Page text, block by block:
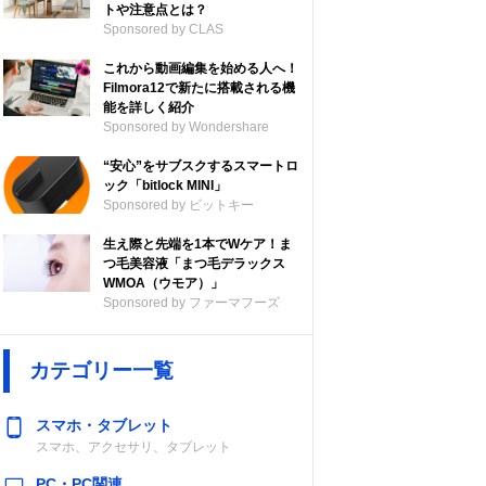
トや注意点とは？
Sponsored by CLAS
これから動画編集を始める人へ！
Filmora12で新たに搭載される機
能を詳しく紹介
Sponsored by Wondershare
“安心”をサブスクするスマートロ
ック「bitlock MINI」
Sponsored by ビットキー
生え際と先端を1本でWケア！ま
つ毛美容液「まつ毛デラックス
WMOA（ウモア）」
Sponsored by ファーマフーズ
カテゴリー一覧
スマホ・タブレット
スマホ、アクセサリ、タブレット